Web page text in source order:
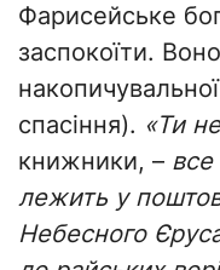
Фарисейське
заспокоїти.
спасіння). «Ти
книжники, –
лежить у
Небесного